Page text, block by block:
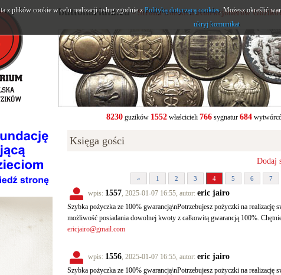
buttonarium.eu- Strona Polskich Kolekcjonerów
8230guzików 1552właścicieli 766sygnatur 684
Księga gości
Dodaj
« 1 2 3 4 5 6 7
wpis: 1557, 2025-01-07 16:55, autor: eric jairo
Szybka pożyczka ze 100% gwarancją\nPotrzebujesz pożyczki na
możliwość posiadania dowolnej kwoty z całkowitą gwarancją 100%.
ericjairo@gmail.com
wpis: 1556, 2025-01-07 16:55, autor: eric jairo
Szybka pożyczka ze 100% gwarancją\nPotrzebujesz pożyczki na
z plików cookie w celu realizacji usług zgodnie zPolityką dotyczącą cookies. Możesz określić
ukryj komunikat